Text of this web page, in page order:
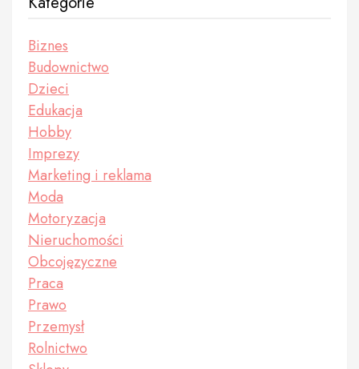
Biznes
Budownictwo
Dzieci
Edukacja
Hobby
Imprezy
Marketing i reklama
Moda
Motoryzacja
Nieruchomości
Obcojęzyczne
Praca
Prawo
Przemysł
Rolnictwo